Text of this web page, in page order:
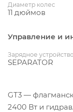
Диаметр колес
11 дюймов
Управление и
Зарядное устройство
SEPARATOR
GT3 —
2400 Вт и